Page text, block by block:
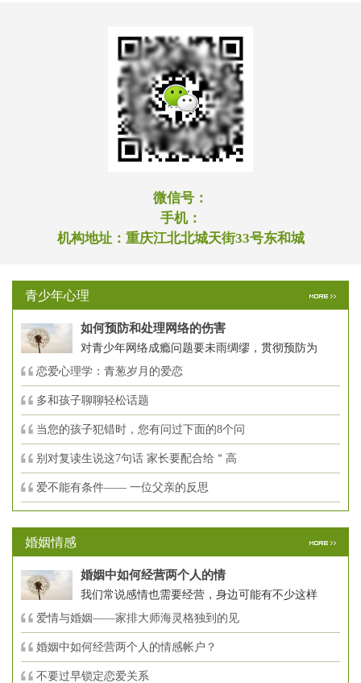
微信号：
手机：
机构地址： 重庆江北北城天街33号东和城
青少年心理
如何预防和处理网络的伤害
对青少年网络成瘾问题要未雨绸缪，贯彻预防为
恋爱心理学：青葱岁月的爱恋
多和孩子聊聊轻松话题
当您的孩子犯错时，您有问过下面的8个问
别对复读生说这7句话 家长要配合给＂高
爱不能有条件—— 一位父亲的反思
婚姻情感
婚姻中如何经营两个人的情
我们常说感情也需要经营，身边可能有不少这样
爱情与婚姻——家排大师海灵格独到的见
婚姻中如何经营两个人的情感帐户？
不要过早锁定恋爱关系